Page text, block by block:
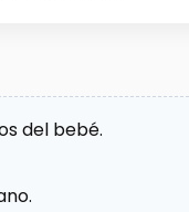
del bebé.